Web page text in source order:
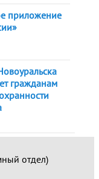
приложение
гражданам
отдел)